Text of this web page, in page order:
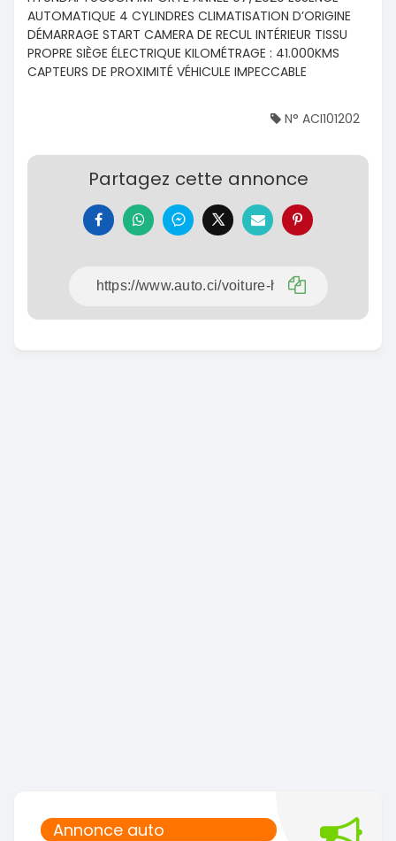
Annonce auto
AUTOMATIQUE 4 CYLINDRES CLIMATISATION D’ORIGINE
DÉMARRAGE START CAMERA DE RECUL INTÉRIEUR TISSU
PROPRE SIÈGE ÉLECTRIQUE KILOMÉTRAGE : 41.000KMS
CAPTEURS DE PROXIMITÉ VÉHICULE IMPECCABLE
N° ACI101202
Partagez cette annonce